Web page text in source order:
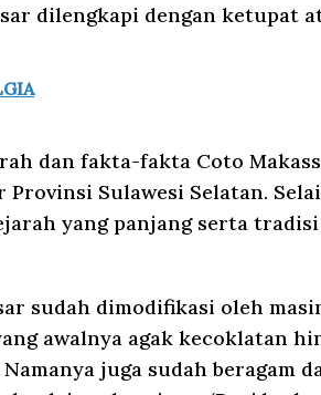
dilengkapi dengan ketupat
dan fakta-fakta Coto
Provinsi Sulawesi Selatan.
yang panjang serta
sudah dimodifikasi oleh
awalnya agak kecoklatan
juga sudah beragam